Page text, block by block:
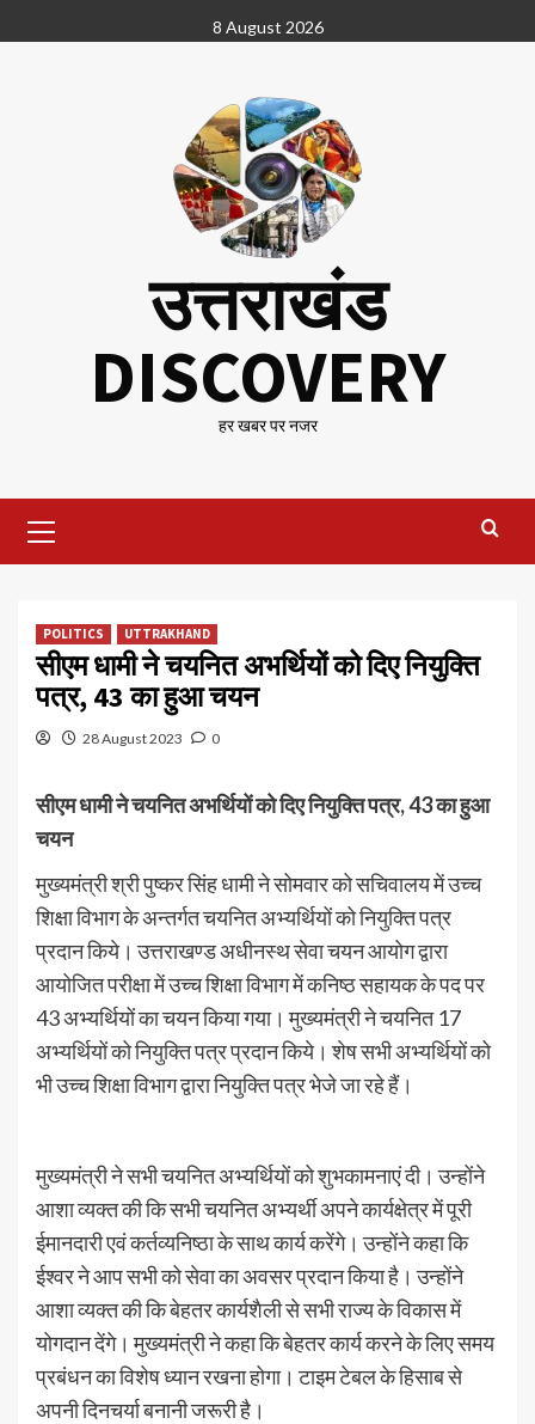
to
8 August 2026
उत्तराखंड
DISCOVERY
हर खबर पर नजर
Menu
POLITICS UTTRAKHAND
सीएम धामी ने चयनित अभर्थियों को दिए नियुक्ति
पत्र, 43 का हुआ चयन
28 August 2023 0
सीएम धामी ने चयनित अभर्थियों को दिए नियुक्ति पत्र, 43 का हुआ
चयन
मुख्यमंत्री श्री पुष्कर सिंह धामी ने सोमवार को सचिवालय में उच्च
शिक्षा विभाग के अन्तर्गत चयनित अभ्यर्थियों को नियुक्ति पत्र
प्रदान किये। उत्तराखण्ड अधीनस्थ सेवा चयन आयोग द्वारा
आयोजित परीक्षा में उच्च शिक्षा विभाग में कनिष्ठ सहायक के पद पर
43 अभ्यर्थियों का चयन किया गया। मुख्यमंत्री ने चयनित 17
अभ्यर्थियों को नियुक्ति पत्र प्रदान किये। शेष सभी अभ्यर्थियों को
भी उच्च शिक्षा विभाग द्वारा नियुक्ति पत्र भेजे जा रहे हैं।
मुख्यमंत्री ने सभी चयनित अभ्यर्थियों को शुभकामनाएं दी। उन्होंने
आशा व्यक्त की कि सभी चयनित अभ्यर्थी अपने कार्यक्षेत्र में पूरी
ईमानदारी एवं कर्तव्यनिष्ठा के साथ कार्य करेंगे। उन्होंने कहा कि
ईश्वर ने आप सभी को सेवा का अवसर प्रदान किया है। उन्होंने
आशा व्यक्त की कि बेहतर कार्यशैली से सभी राज्य के विकास में
योगदान देंगे। मुख्यमंत्री ने कहा कि बेहतर कार्य करने के लिए समय
प्रबंधन का विशेष ध्यान रखना होगा। टाइम टेबल के हिसाब से
अपनी दिनचर्या बनानी जरूरी है।